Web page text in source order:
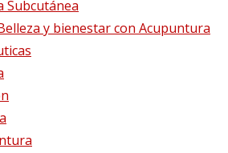
Subcutánea
y bienestar con Acupuntura
583 × 115